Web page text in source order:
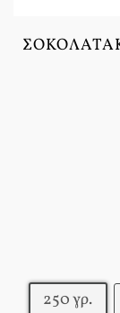
250 γρ.